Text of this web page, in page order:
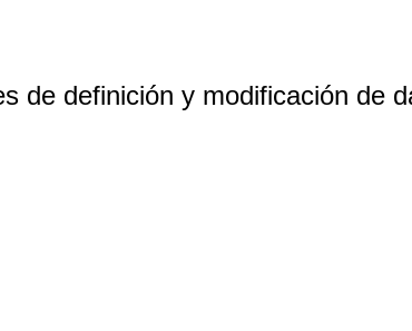
de definición y modificación de